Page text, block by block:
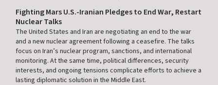
Fighting Mars U.S.-Iranian Pledges to End War, Restart
Nuclear Talks
The United States and Iran are negotiating an end to the war
and a new nuclear agreement following a ceasefire. The talks
focus on Iran’s nuclear program, sanctions, and international
monitoring. At the same time, political differences, security
interests, and ongoing tensions complicate efforts to achieve a
lasting diplomatic solution in the Middle East.